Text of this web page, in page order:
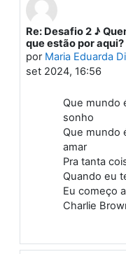
Em resposta à
Re: Desafio 2 ♪
que estão por aqui?
por Maria Eduarda
set 2024, 16:56
Que mundo
sonho
Que mundo
amar
Pra tanta
Quando eu
Eu começo
Charlie